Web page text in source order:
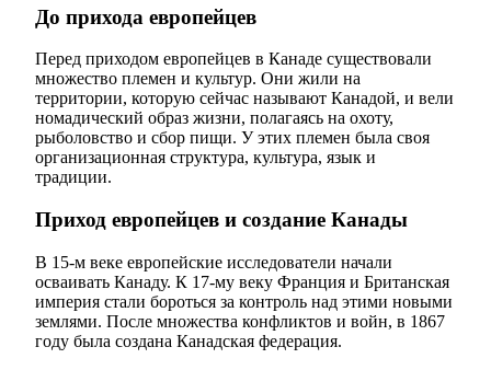
До прихода европейцев
Перед приходом европейцев в Канаде существовали
множество племен и культур. Они жили на
территории, которую сейчас называют Канадой, и вели
номадический образ жизни, полагаясь на охоту,
рыболовство и сбор пищи. У этих племен была своя
организационная структура, культура, язык и
традиции.
Приход европейцев и создание Канады
В 15-м веке европейские исследователи начали
осваивать Канаду. К 17-му веку Франция и Британская
империя стали бороться за контроль над этими новыми
землями. После множества конфликтов и войн, в 1867
году была создана Канадская федерация.